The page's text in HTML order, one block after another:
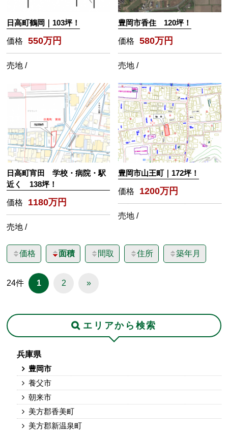
日高町鶴岡｜103坪！
価格 550万円
売地 /
豊岡市香住 120坪！
価格 580万円
売地 /
日高町宵田 学校・病院・駅
近く 138坪！
価格 1180万円
売地 /
豊岡市山王町｜172坪！
価格 1200万円
売地 /
価格 面積 間取 住所 築年月
24件 1 2 »
エリアから検索
兵庫県
豊岡市
養父市
朝来市
美方郡香美町
美方郡新温泉町